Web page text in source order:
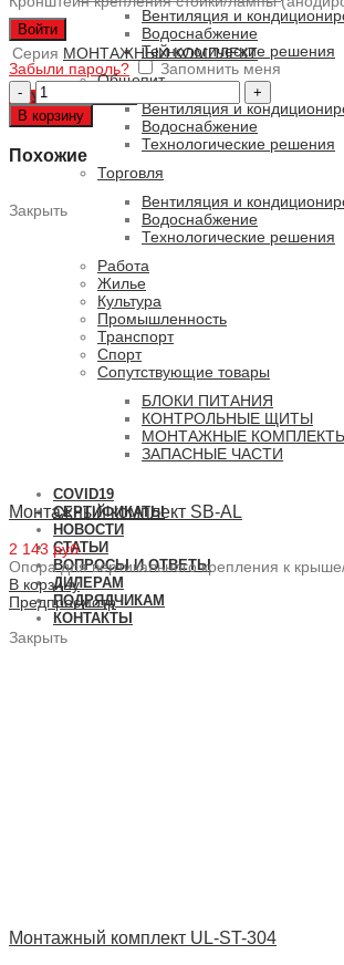
Войти
Забыли пароль? Запомнить меня
0ПУНКТОВ
Вентиляция и
Водоснабжение
Технологические решения
Общепит
Вентиляция и
Водоснабжение
Технологические решения
Торговля
Вентиляция и
Водоснабжение
Технологические решения
Работа
Жилье
Культура
Промышленность
Транспорт
Спорт
Сопутствующие товары
БЛОКИ ПИТАНИЯ
КОНТРОЛЬНЫЕ ЩИТЫ
МОНТАЖНЫЕ
ЗАПАСНЫЕ ЧАСТИ
COVID19
СЕРТИФИКАТЫ
НОВОСТИ
СТАТЬИ
ВОПРОСЫ И ОТВЕТЫ
ДИЛЕРАМ
ПОДРЯДЧИКАМ
КОНТАКТЫ
Серия МОНТАЖНЫЙ КОМПЛЕКТ
Количество
товара
Монтажный
J-
В корзину
Похожие
Закрыть
Монтажный комплект SB-AL
2 143 руб.
Опора для вертикального крепления к
В корзину
Предпросмотр
Закрыть
Монтажный комплект UL-ST-304